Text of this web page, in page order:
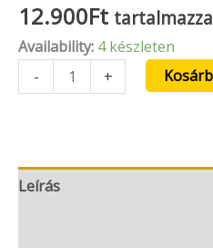
12.900Ft
Availability: 4 készleten
-
+
Leírás